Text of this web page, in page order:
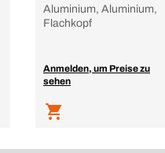
Aluminium, Aluminium,
Flachkopf
Anmelden, um Preise zu
sehen